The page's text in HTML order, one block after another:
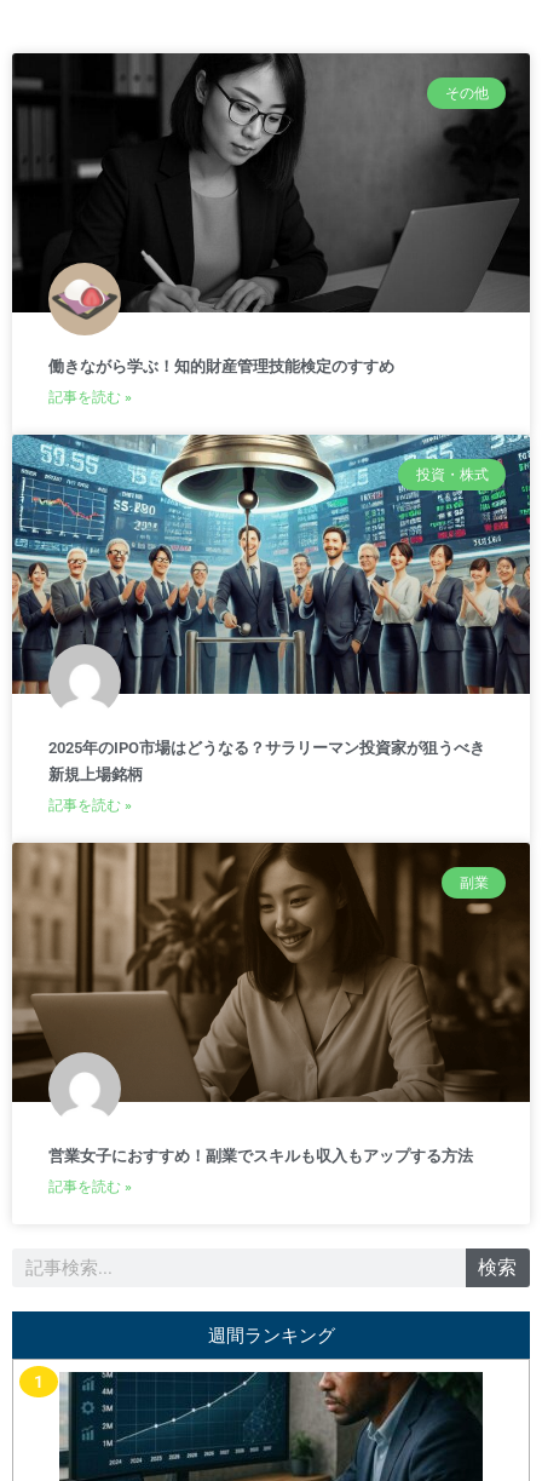
その他
働きながら学ぶ！知的財産管理技能検定のすすめ
記事を読む »
投資・株式
2025年のIPO市場はどうなる？サラリーマン投資家が狙うべき
新規上場銘柄
記事を読む »
副業
営業女子におすすめ！副業でスキルも収入もアップする方法
記事を読む »
検
検索
週間ランキング
1